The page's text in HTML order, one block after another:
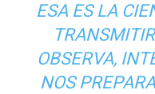
ESA ES LA
OBSERVA,
NOS